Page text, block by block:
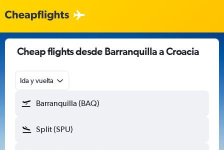
Cheap flights desde Barranquilla a Croacia
Ida y vuelta
Barranquilla (BAQ)
Split (SPU)